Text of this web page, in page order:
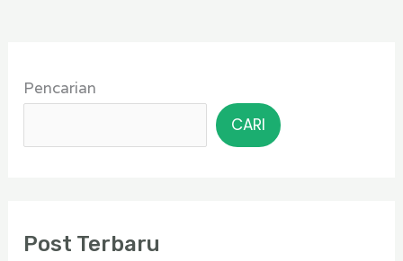
Pencarian
CARI
Post Terbaru
a
e
r
r
i